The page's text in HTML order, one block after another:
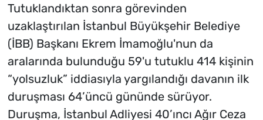
Tutuklandıktan sonra görevinden
uzaklaştırılan İstanbul Büyükşehir Belediye
(İBB) Başkanı Ekrem İmamoğlu'nun da
aralarında bulunduğu 59'u tutuklu 414 kişinin
“yolsuzluk” iddiasıyla yargılandığı davanın ilk
duruşması 64’üncü gününde sürüyor.
Duruşma, İstanbul Adliyesi 40’ıncı Ağır Ceza